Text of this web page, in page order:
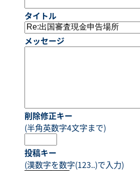
タイトル
メッセージ
削除修正キー
(半角英数字4文字まで)
投稿キー
(漢数字を数字(123..)で入力)